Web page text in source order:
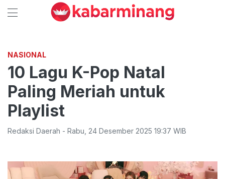
NASIONAL
10 Lagu K-Pop Natal
Paling Meriah untuk
Playlist
Redaksi Daerah - Rabu 24 Desember 2025 19:37 WIB